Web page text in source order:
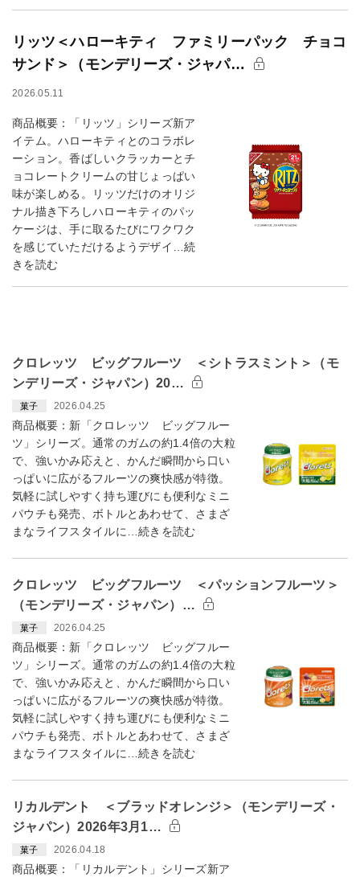
リッツ＜ハローキティ ファミリーパック チョコ
サンド＞（モンデリーズ・ジャパ…
2026.05.11
商品概要：「リッツ」シリーズ新ア
イテム。ハローキティとのコラボレ
ーション。香ばしいクラッカーとチ
ョコレートクリームの甘じょっぱい
味が楽しめる。リッツだけのオリジ
ナル描き下ろしハローキティのパッ
ケージは、手に取るたびにワクワク
を感じていただけるようデザイ…続
きを読む
クロレッツ ビッグフルーツ ＜シトラスミント＞（モ
ンデリーズ・ジャパン）20…
菓子 2026.04.25
商品概要：新「クロレッツ ビッグフルー
ツ」シリーズ。通常のガムの約1.4倍の大粒
で、強いかみ応えと、かんだ瞬間から口い
っぱいに広がるフルーツの爽快感が特徴。
気軽に試しやすく持ち運びにも便利なミニ
パウチも発売、ボトルとあわせて、さまざ
まなライフスタイルに…続きを読む
クロレッツ ビッグフルーツ ＜パッションフルーツ＞
（モンデリーズ・ジャパン）…
菓子 2026.04.25
商品概要：新「クロレッツ ビッグフルー
ツ」シリーズ。通常のガムの約1.4倍の大粒
で、強いかみ応えと、かんだ瞬間から口い
っぱいに広がるフルーツの爽快感が特徴。
気軽に試しやすく持ち運びにも便利なミニ
パウチも発売、ボトルとあわせて、さまざ
まなライフスタイルに…続きを読む
リカルデント ＜ブラッドオレンジ＞（モンデリーズ・
ジャパン）2026年3月1…
菓子 2026.04.18
商品概要：「リカルデント」シリーズ新ア